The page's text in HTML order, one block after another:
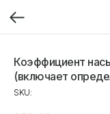
Коэффициент
(включает
SKU: